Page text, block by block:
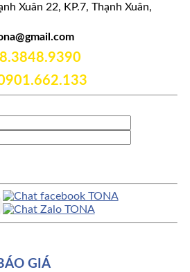
Xuân 22, KP.7, Thạnh Xuân,
GIÁ